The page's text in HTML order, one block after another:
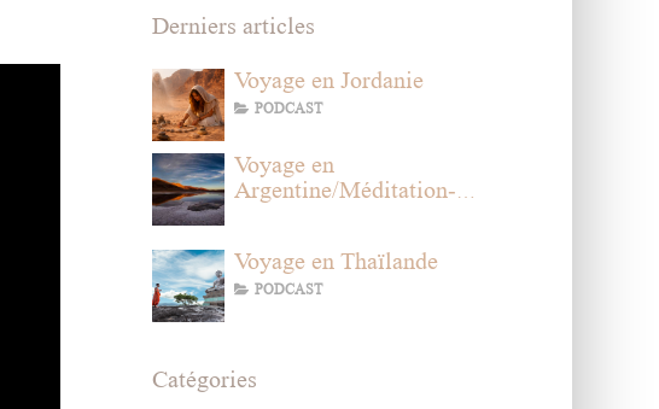
Derniers articles
Voyage en Jordanie
PODCAST
Voyage en
Argentine/Méditation-
Voyage en Thaïlande
PODCAST
Catégories